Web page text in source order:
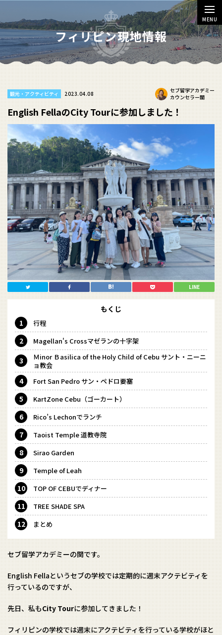
MENU
フィリピン現地情報
観光・アクティビティ 2023.04.08
セブ留学アカデミー
カウンセラー關
English FellaのCity Tourに参加しました！
LINE
もくじ
行程
Magellan's Crossマゼランの十字架
Ｍinor Ｂasilica of the Holy Child of Cebu サント・ニーニ
ョ教会
Fort San Pedro サン・ペドロ要塞
KartZone Cebu（ゴーカート）
Rico’s Lechonでランチ
Taoist Temple 道教寺院
Sirao Garden
Temple of Leah
TOP OF CEBUでディナー
TREE SHADE SPA
まとめ
セブ留学アカデミーの関です。
English Fellaというセブの学校では定期的に週末アクテビティを
行っているのですが、
先日、私もCity Tourに参加してきました！
フィリピンの学校では週末にアクテビティを行っている学校がほと